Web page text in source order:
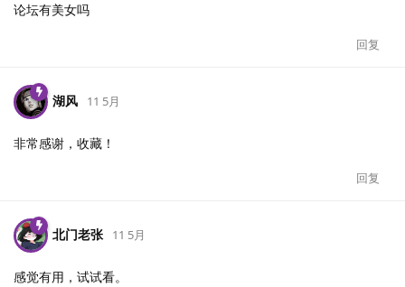
论坛有美女吗
回复
湖风 11 5月
非常感谢，收藏！
回复
北门老张 11 5月
感觉有用，试试看。